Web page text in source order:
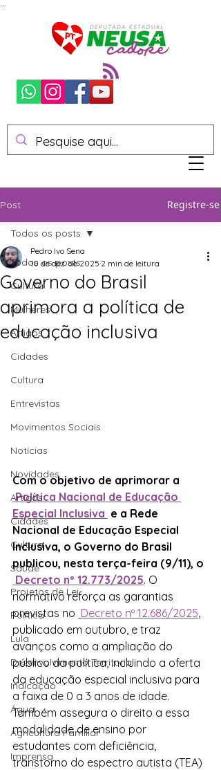
Post Registre-se
Todos os posts
Cultura
Mulheres
Artigos
Cidades
Cultura
Entrevistas
Movimentos Sociais
Notícias
Novidades
Artigos
Cidades
Cultura
Saúde
Projetos de Lei
Política
Lula
Desenvolvimento Territorial
Indicação
Água
Agricultura Familiar
Imprensa
Todos os posts
Governo do Brasil
aprimora a política de
educação inclusiva
Pedro Ivo Sena
10 de dez. de 2025 2 min de leitura
Com o objetivo de aprimorar a
Política Nacional de Educação
Especial Inclusiva e a Rede
Nacional de Educação Especial
Inclusiva, o Governo do Brasil
publicou, nesta terça-feira (9/11), o
Decreto nº 12.773/2025. O
normativo reforça as garantias
previstas no Decreto nº 12.686/2025
publicado em outubro, e traz
avanços como a ampliação do
público da política, incluindo a oferta
da educação especial inclusiva para
a faixa de 0 a 3 anos de idade.
Também assegura o direito a essa
modalidade de ensino por
estudantes com deficiência,
transtorno do espectro autista (TEA)